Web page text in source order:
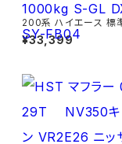
200系 ハイエース 標
ックル 付き ヒッチ メン
ールマウント ヒッチマウ
¥33,399